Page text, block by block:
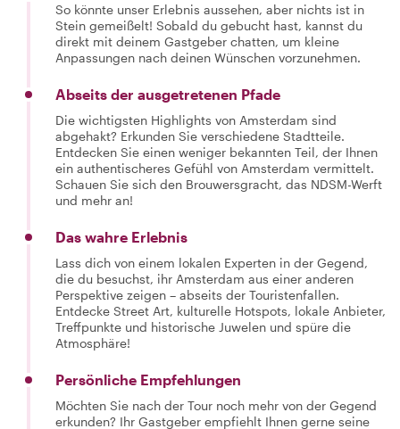
So könnte unser Erlebnis aussehen, aber nichts ist in
Stein gemeißelt! Sobald du gebucht hast, kannst du
direkt mit deinem Gastgeber chatten, um kleine
Anpassungen nach deinen Wünschen vorzunehmen.
Abseits der ausgetretenen Pfade
Die wichtigsten Highlights von Amsterdam sind
abgehakt? Erkunden Sie verschiedene Stadtteile.
Entdecken Sie einen weniger bekannten Teil, der Ihnen
ein authentischeres Gefühl von Amsterdam vermittelt.
Schauen Sie sich den Brouwersgracht, das NDSM-Werft
und mehr an!
Das wahre Erlebnis
Lass dich von einem lokalen Experten in der Gegend,
die du besuchst, ihr Amsterdam aus einer anderen
Perspektive zeigen – abseits der Touristenfallen.
Entdecke Street Art, kulturelle Hotspots, lokale Anbieter,
Treffpunkte und historische Juwelen und spüre die
Atmosphäre!
Persönliche Empfehlungen
Möchten Sie nach der Tour noch mehr von der Gegend
erkunden? Ihr Gastgeber empfiehlt Ihnen gerne seine